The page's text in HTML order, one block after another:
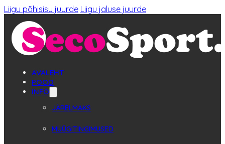
Liigu põhisisu juurde Liigu jaluse juurde
AVALEHT
POOD
INFO
JÄRELMAKS
MÜÜGITINGIMUSED